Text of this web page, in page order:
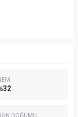
DOĞUMU